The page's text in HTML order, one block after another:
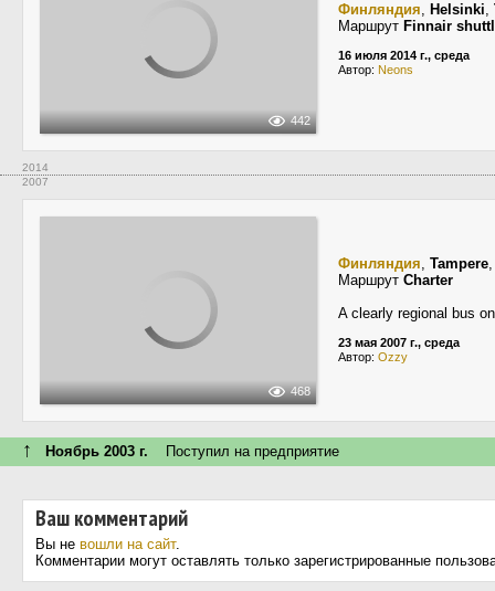
442
Финляндия, Helsinki,
Маршрут Finnair
16 июля 2014 г., среда
Автор: Neons
2014
2007
468
Финляндия, Tampere
Маршрут Charter
A clearly regional bus
23 мая 2007 г., среда
Автор: Ozzy
↑ Ноябрь 2003 г. Поступил на предприятие
Ваш комментарий
Вы не вошли на сайт.
Комментарии могут оставлять только зарегистрированные